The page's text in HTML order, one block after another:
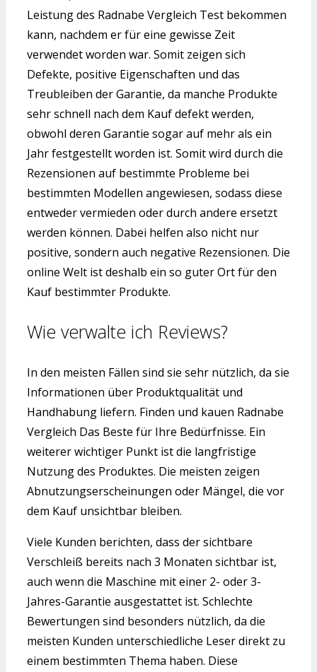
Leistung des Radnabe Vergleich Test bekommen
kann, nachdem er für eine gewisse Zeit
verwendet worden war. Somit zeigen sich
Defekte, positive Eigenschaften und das
Treubleiben der Garantie, da manche Produkte
sehr schnell nach dem Kauf defekt werden,
obwohl deren Garantie sogar auf mehr als ein
Jahr festgestellt worden ist. Somit wird durch die
Rezensionen auf bestimmte Probleme bei
bestimmten Modellen angewiesen, sodass diese
entweder vermieden oder durch andere ersetzt
werden können. Dabei helfen also nicht nur
positive, sondern auch negative Rezensionen. Die
online Welt ist deshalb ein so guter Ort für den
Kauf bestimmter Produkte.
Wie verwalte ich Reviews?
In den meisten Fällen sind sie sehr nützlich, da sie
Informationen über Produktqualität und
Handhabung liefern. Finden und kauen Radnabe
Vergleich Das Beste für Ihre Bedürfnisse. Ein
weiterer wichtiger Punkt ist die langfristige
Nutzung des Produktes. Die meisten zeigen
Abnutzungserscheinungen oder Mängel, die vor
dem Kauf unsichtbar bleiben.
Viele Kunden berichten, dass der sichtbare
Verschleiß bereits nach 3 Monaten sichtbar ist,
auch wenn die Maschine mit einer 2- oder 3-
Jahres-Garantie ausgestattet ist. Schlechte
Bewertungen sind besonders nützlich, da die
meisten Kunden unterschiedliche Leser direkt zu
einem bestimmten Thema haben. Diese